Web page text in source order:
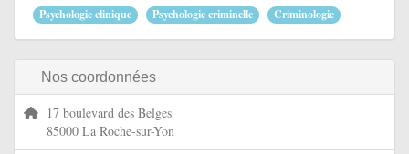
Psychologie clinique Psychologie criminelle Criminologie
Nos coordonnées
17 boulevard des Belges
85000 La Roche-sur-Yon